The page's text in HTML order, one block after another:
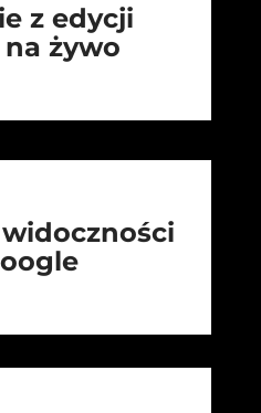
z edycji
żywo